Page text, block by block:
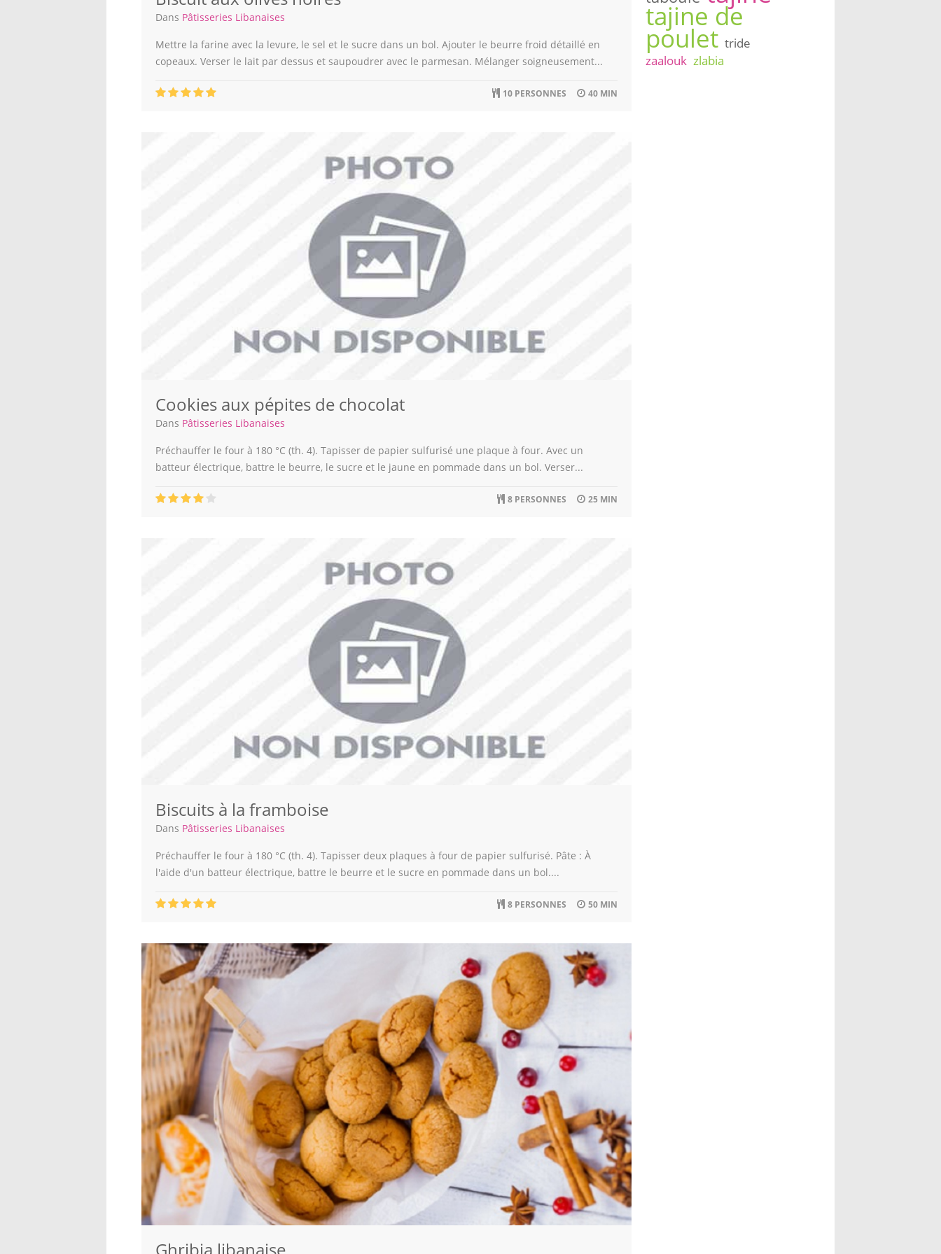
Dans Pâtisseries Libanaises
Mettre la farine avec la levure, le sel et le sucre dans un bol. Ajouter le beurre froid détaillé en
copeaux. Verser le lait par dessus et saupoudrer avec le parmesan. Mélanger soigneusement...
40 MIN
10 PERSONNES
Cookies aux pépites de chocolat
Dans Pâtisseries Libanaises
Préchauffer le four à 180 °C (th. 4). Tapisser de papier sulfurisé une plaque à four. Avec un
batteur électrique, battre le beurre, le sucre et le jaune en pommade dans un bol. Verser...
25 MIN
8 PERSONNES
Biscuits à la framboise
Dans Pâtisseries Libanaises
Préchauffer le four à 180 °C (th. 4). Tapisser deux plaques à four de papier sulfurisé. Pâte : À
l'aide d'un batteur électrique, battre le beurre et le sucre en pommade dans un bol....
50 MIN
8 PERSONNES
Ghribia libanaise
tajine de
poulet tride
zaalouk zlabia